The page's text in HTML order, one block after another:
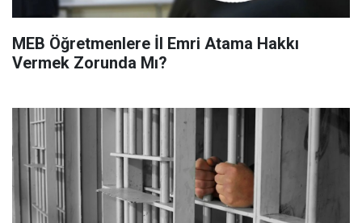
MEB Öğretmenlere İl Emri Atama Hakkı
Vermek Zorunda Mı?